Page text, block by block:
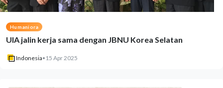
Humaniora
UIA jalin kerja sama dengan JBNU Korea Selatan
Indonesia• 15 Apr 2025